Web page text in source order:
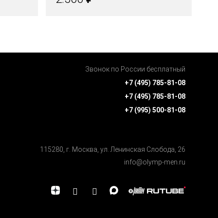
Звонок по России бесплатный
+7 (495) 785-81-08
+7 (495) 785-81-08
+7 (995) 500-81-08
115280, г. Москва, ул. Ленинская Cлобода, 26
info@olymp-men.ru